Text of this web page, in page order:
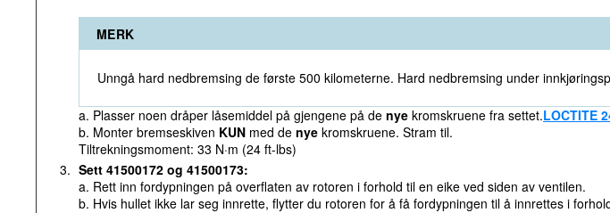
MERK
Unngå hard nedbremsing de første 500 kilometerne. Hard nedbremsing under
a. Plasser noen dråper låsemiddel på gjengene på de nye kromskruene fra settet.LOCTITE
b. Monter bremseskiven KUN med de nye kromskruene. Stram til.
Tiltrekningsmoment: 33 N·m (24 ft-lbs)
3. Sett 41500172 og 41500173:
a. Rett inn fordypningen på overflaten av rotoren i forhold til en eike ved siden av ventilen.
b. Hvis hullet ikke lar seg innrette, flytter du rotoren for å få fordypningen til å innrettes i